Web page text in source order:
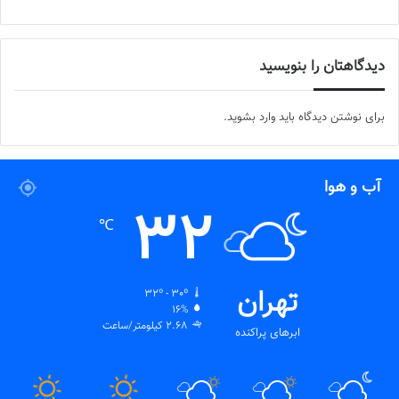
دیدگاهتان را بنویسید
برای نوشتن دیدگاه باید وارد بشوید.
آب و هوا
تهران
ابرهای پراکنده
32
℃
32º - 30º
16%
2.68 کیلومتر/ساعت